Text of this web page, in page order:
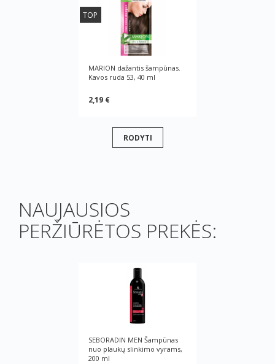
TOP
MARION dažantis šampūnas.
Kavos ruda 53, 40 ml
2,19 €
RODYTI
NAUJAUSIOS
PERŽIŪRĖTOS PREKĖS:
SEBORADIN MEN Šampūnas
nuo plaukų slinkimo vyrams,
200 ml